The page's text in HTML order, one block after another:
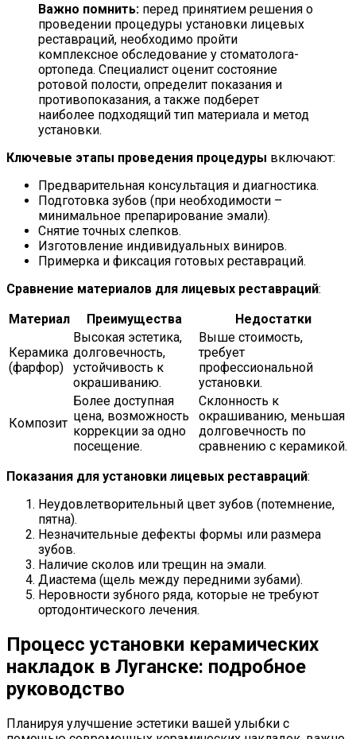
Важно помнить: перед принятием решения о
проведении процедуры установки лицевых
реставраций, необходимо пройти
комплексное обследование у стоматолога-
ортопеда. Специалист оценит состояние
ротовой полости, определит показания и
противопоказания, а также подберет
наиболее подходящий тип материала и метод
установки.
Ключевые этапы проведения процедуры включают:
Предварительная консультация и диагностика.
Подготовка зубов (при необходимости –
минимальное препарирование эмали).
Снятие точных слепков.
Изготовление индивидуальных виниров.
Примерка и фиксация готовых реставраций.
Сравнение материалов для лицевых реставраций:
Материал
Преимущества Недостатки
Керамика
(фарфор)
Высокая эстетика,
долговечность,
устойчивость к
окрашиванию.
Выше стоимость,
требует
профессиональной
установки.
Композит
Более доступная
цена, возможность
коррекции за одно
посещение.
Склонность к
окрашиванию, меньшая
долговечность по
сравнению с керамикой.
Показания для установки лицевых реставраций:
Неудовлетворительный цвет зубов (потемнение,
пятна).
Незначительные дефекты формы или размера
зубов.
Наличие сколов или трещин на эмали.
Диастема (щель между передними зубами).
Неровности зубного ряда, которые не требуют
ортодонтического лечения.
Процесс установки керамических
накладок в Луганске: подробное
руководство
Планируя улучшение эстетики вашей улыбки с